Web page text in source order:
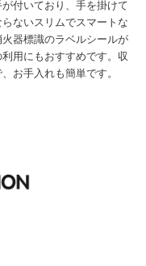
付いており、手を掛けて
ないスリムでスマートな
器標識のラベルシールが
用にもおすすめです。収
お手入れも簡単です。